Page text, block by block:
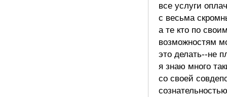
все услуги
с весьма
а те кто по
возможностям
это делать--не
я знаю много
со своей